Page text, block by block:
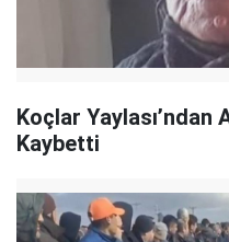
Koçlar Yaylası’ndan
Kaybetti